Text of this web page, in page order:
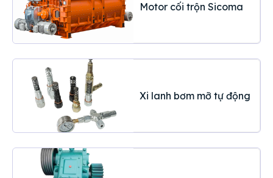
Motor cối trộn Sicoma
Xi lanh bơm mỡ tự động